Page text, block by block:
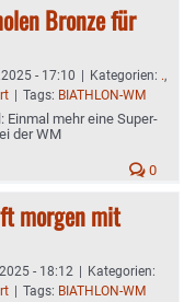
Bronze für
- 17:10 | Kategorien: .,
| Tags: BIATHLON-WM
Einmal mehr eine Super-
der WM
0
morgen mit
- 18:12 | Kategorien:
| Tags: BIATHLON-WM